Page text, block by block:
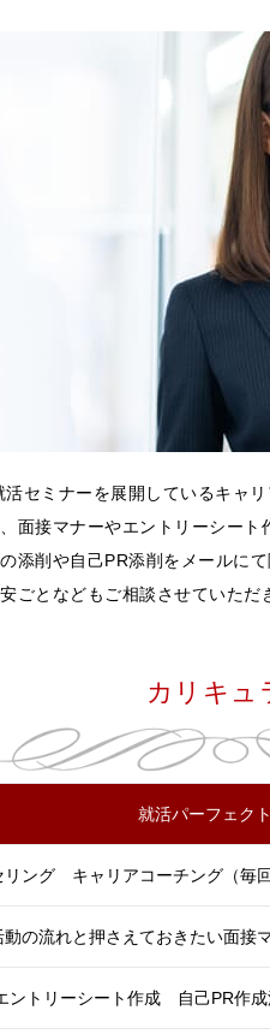
セミナーを展開しているキャ
面接マナーやエントリーシート
添削や自己PR添削をメールに
ごとなどもご相談させていただ
カリキュ
就活パーフェク
リング キャリアコーチング（毎回
動の流れと押さえておきたい面接
ントリーシート作成 自己PR作